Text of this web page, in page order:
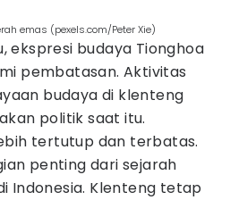
emas (pexels.com/Peter Xie)
ekspresi budaya Tionghoa
pembatasan. Aktivitas
budaya di klenteng
politik saat itu.
tertutup dan terbatas.
penting dari sejarah
Indonesia. Klenteng tetap